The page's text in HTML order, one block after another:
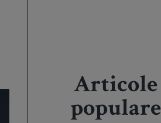
Articole
populare